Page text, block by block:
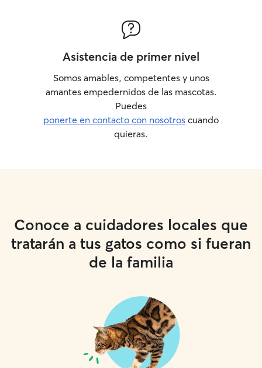
Asistencia de primer nivel
Somos amables, competentes y unos
amantes empedernidos de las mascotas.
Puedes
ponerte en contacto con nosotros cuando
quieras.
Conoce a cuidadores locales que
tratarán a tus gatos como si fueran
de la familia